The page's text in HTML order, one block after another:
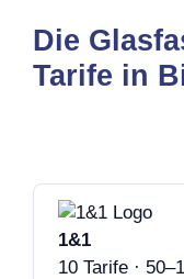
Die
Tarife in
1&1
10 Tarife ·